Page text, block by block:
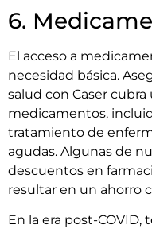
6.
El acceso a
necesidad básica.
salud con Caser
medicamentos,
tratamiento de
agudas. Algunas de
descuentos en
resultar en un ahorro
En la era post-